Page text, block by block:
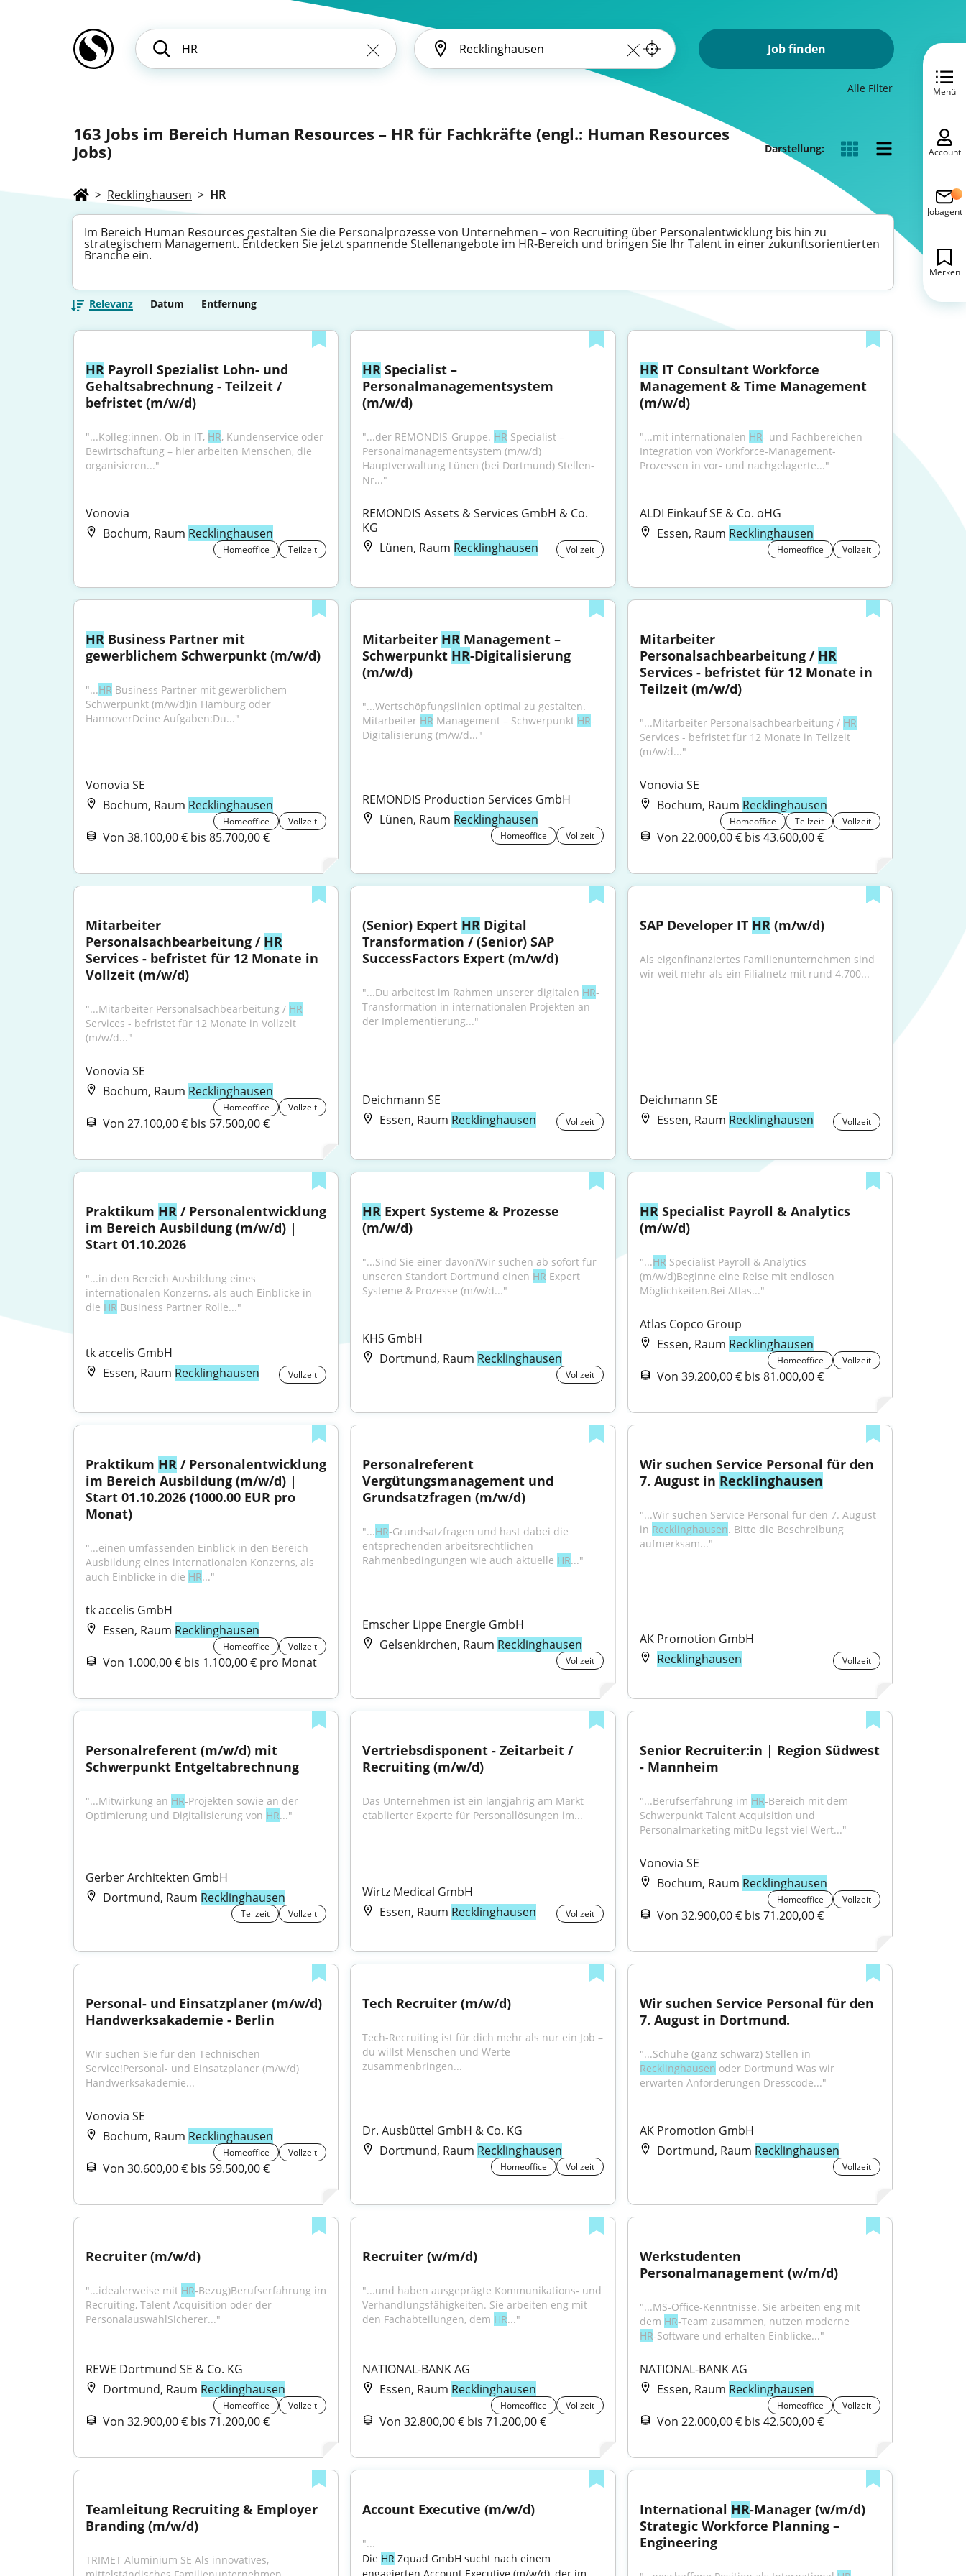
Job finden
Alle Filter
163 Jobs im Bereich Human Resources – HR für Fachkräfte (engl.: Human Resources
Jobs)
Darstellung:
> Recklinghausen > HR
Im Bereich Human Resources gestalten Sie die Personalprozesse von Unternehmen – von Recruiting über Personalentwicklung bis hin zu
strategischem Management. Entdecken Sie jetzt spannende Stellenangebote im HR-Bereich und bringen Sie Ihr Talent in einer zukunftsorientierten
Branche ein.
Relevanz Datum Entfernung
HR Payroll Spezialist Lohn- und
Gehaltsabrechnung - Teilzeit /
befristet (m/w/d)
"...Kolleg:innen. Ob in IT, HR, Kundenservice oder
Bewirtschaftung – hier arbeiten Menschen, die
organisieren..."
Vonovia
Bochum, Raum Recklinghausen
Homeoffice Teilzeit
HR Specialist –
Personalmanagementsystem
(m/w/d)
"...der REMONDIS-Gruppe. HR Specialist –
Personalmanagementsystem (m/w/d)
Hauptverwaltung Lünen (bei Dortmund) Stellen-
Nr..."
REMONDIS Assets & Services GmbH & Co.
KG
Lünen, Raum Recklinghausen Vollzeit
HR IT Consultant Workforce
Management & Time Management
(m/w/d)
"...mit internationalen HR- und Fachbereichen
Integration von Workforce-Management-
Prozessen in vor- und nachgelagerte..."
ALDI Einkauf SE & Co. oHG
Essen, Raum Recklinghausen
Homeoffice Vollzeit
HR Business Partner mit
gewerblichem Schwerpunkt (m/w/d)
"...HR Business Partner mit gewerblichem
Schwerpunkt (m/w/d)in Hamburg oder
HannoverDeine Aufgaben:Du..."
Vonovia SE
Bochum, Raum Recklinghausen
Homeoffice Vollzeit
Von 38.100,00 € bis 85.700,00 €
Mitarbeiter HR Management –
Schwerpunkt HR-Digitalisierung
(m/w/d)
"...Wertschöpfungslinien optimal zu gestalten.
Mitarbeiter HR Management – Schwerpunkt HR-
Digitalisierung (m/w/d..."
REMONDIS Production Services GmbH
Lünen, Raum Recklinghausen
Homeoffice Vollzeit
Mitarbeiter
Personalsachbearbeitung / HR
Services - befristet für 12 Monate in
Teilzeit (m/w/d)
"...Mitarbeiter Personalsachbearbeitung / HR
Services - befristet für 12 Monate in Teilzeit
(m/w/d..."
Vonovia SE
Bochum, Raum Recklinghausen
Homeoffice Teilzeit Vollzeit
Von 22.000,00 € bis 43.600,00 €
Mitarbeiter
Personalsachbearbeitung / HR
Services - befristet für 12 Monate in
Vollzeit (m/w/d)
"...Mitarbeiter Personalsachbearbeitung / HR
Services - befristet für 12 Monate in Vollzeit
(m/w/d..."
Vonovia SE
Bochum, Raum Recklinghausen
Homeoffice Vollzeit
Von 27.100,00 € bis 57.500,00 €
(Senior) Expert HR Digital
Transformation / (Senior) SAP
SuccessFactors Expert (m/w/d)
"...Du arbeitest im Rahmen unserer digitalen HR-
Transformation in internationalen Projekten an
der Implementierung..."
Deichmann SE
Essen, Raum Recklinghausen Vollzeit
SAP Developer IT HR (m/w/d)
Als eigenfinanziertes Familienunternehmen sind
wir weit mehr als ein Filialnetz mit rund 4.700...
Deichmann SE
Essen, Raum Recklinghausen Vollzeit
Praktikum HR / Personalentwicklung
im Bereich Ausbildung (m/w/d) |
Start 01.10.2026
"...in den Bereich Ausbildung eines
internationalen Konzerns, als auch Einblicke in
die HR Business Partner Rolle..."
tk accelis GmbH
Essen, Raum Recklinghausen Vollzeit
HR Expert Systeme & Prozesse
(m/w/d)
"...Sind Sie einer davon?Wir suchen ab sofort für
unseren Standort Dortmund einen HR Expert
Systeme & Prozesse (m/w/d..."
KHS GmbH
Dortmund, Raum Recklinghausen
Vollzeit
HR Specialist Payroll & Analytics
(m/w/d)
"...HR Specialist Payroll & Analytics
(m/w/d)Beginne eine Reise mit endlosen
Möglichkeiten.Bei Atlas..."
Atlas Copco Group
Essen, Raum Recklinghausen
Homeoffice Vollzeit
Von 39.200,00 € bis 81.000,00 €
Praktikum HR / Personalentwicklung
im Bereich Ausbildung (m/w/d) |
Start 01.10.2026 (1000.00 EUR pro
Monat)
"...einen umfassenden Einblick in den Bereich
Ausbildung eines internationalen Konzerns, als
auch Einblicke in die HR..."
tk accelis GmbH
Essen, Raum Recklinghausen
Homeoffice Vollzeit
Von 1.000,00 € bis 1.100,00 € pro Monat
Personalreferent
Vergütungsmanagement und
Grundsatzfragen (m/w/d)
"...HR-Grundsatzfragen und hast dabei die
entsprechenden arbeitsrechtlichen
Rahmenbedingungen wie auch aktuelle HR..."
Emscher Lippe Energie GmbH
Gelsenkirchen, Raum Recklinghausen
Vollzeit
Wir suchen Service Personal für den
7. August in Recklinghausen
"...Wir suchen Service Personal für den 7. August
in Recklinghausen. Bitte die Beschreibung
aufmerksam..."
AK Promotion GmbH
Recklinghausen
Vollzeit
Personalreferent (m/w/d) mit
Schwerpunkt Entgeltabrechnung
"...Mitwirkung an HR-Projekten sowie an der
Optimierung und Digitalisierung von HR..."
Gerber Architekten GmbH
Dortmund, Raum Recklinghausen
Teilzeit Vollzeit
Vertriebsdisponent - Zeitarbeit /
Recruiting (m/w/d)
Das Unternehmen ist ein langjährig am Markt
etablierter Experte für Personallösungen im...
Wirtz Medical GmbH
Essen, Raum Recklinghausen Vollzeit
Senior Recruiter:in | Region Südwest
- Mannheim
"...Berufserfahrung im HR-Bereich mit dem
Schwerpunkt Talent Acquisition und
Personalmarketing mitDu legst viel Wert..."
Vonovia SE
Bochum, Raum Recklinghausen
Homeoffice Vollzeit
Von 32.900,00 € bis 71.200,00 €
Personal- und Einsatzplaner (m/w/d)
Handwerksakademie - Berlin
Wir suchen Sie für den Technischen
Service!Personal- und Einsatzplaner (m/w/d)
Handwerksakademie...
Vonovia SE
Bochum, Raum Recklinghausen
Homeoffice Vollzeit
Von 30.600,00 € bis 59.500,00 €
Tech Recruiter (m/w/d)
Tech-Recruiting ist für dich mehr als nur ein Job –
du willst Menschen und Werte
zusammenbringen...
Dr. Ausbüttel GmbH & Co. KG
Dortmund, Raum Recklinghausen
Homeoffice Vollzeit
Wir suchen Service Personal für den
7. August in Dortmund.
Recklinghausen oder Dortmund Was wir
erwarten Anforderungen Dresscode..."
AK Promotion GmbH
Dortmund, Raum Recklinghausen
Vollzeit
Recruiter (m/w/d)
"...idealerweise mit HR‑Bezug)Berufserfahrung im
Recruiting, Talent Acquisition oder der
PersonalauswahlSicherer..."
REWE Dortmund SE & Co. KG
Dortmund, Raum Recklinghausen
Homeoffice Vollzeit
Von 32.900,00 € bis 71.200,00 €
Recruiter (w/m/d)
"...und haben ausgeprägte Kommunikations‑ und
Verhandlungsfähigkeiten. Sie arbeiten eng mit
den Fachabteilungen, dem HR..."
NATIONAL-BANK AG
Essen, Raum Recklinghausen
Homeoffice Vollzeit
Von 32.800,00 € bis 71.200,00 €
Werkstudenten
Personalmanagement (w/m/d)
"...MS‑Office‑Kenntnisse. Sie arbeiten eng mit
dem HR
HR‑Software und erhalten Einblicke..."
NATIONAL-BANK AG
Essen, Raum Recklinghausen
Homeoffice Vollzeit
Von 22.000,00 € bis 42.500,00 €
Teamleitung Recruiting & Employer
Branding (m/w/d)
TRIMET Aluminium SE Als innovatives,
Account Executive (m/w/d)
"...
Die HR Zquad GmbH sucht nach einem
International HR-Manager (w/m/d)
Strategic Workforce Planning –
Engineering
Menü
Account
Jobagent
Merken